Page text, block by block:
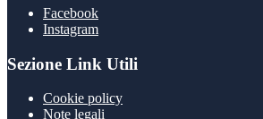
Facebook
Instagram
Sezione Link Utili
Cookie policy
Note legali